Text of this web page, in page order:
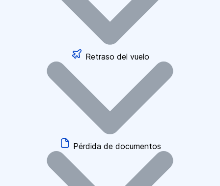
Retraso del vuelo
Pérdida de documentos